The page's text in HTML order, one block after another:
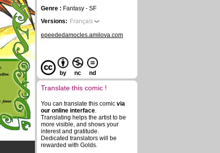
Genre : Fantasy - SF
Versions: Français
epeededamocles.amilova.com
by nc nd
Translate this comic !
You can translate this comic via
our online interface.
Translating helps the artist to be
more visible, and shows your
interest and gratitude.
Dedicated translators will be
rewarded with Golds.